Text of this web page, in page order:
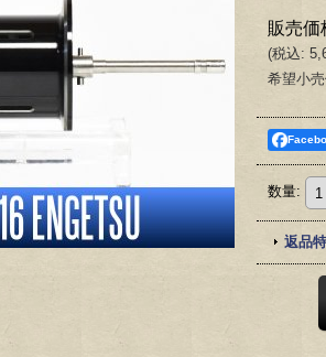
販売価
(税込:
希望小
数量:
返品